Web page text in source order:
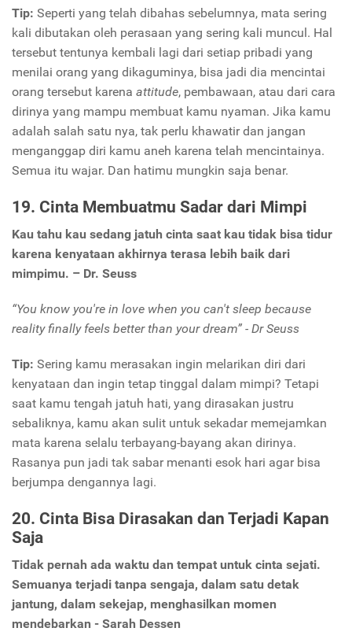
Tip: Seperti yang telah dibahas sebelumnya, mata sering
kali dibutakan oleh perasaan yang sering kali muncul. Hal
tersebut tentunya kembali lagi dari setiap pribadi yang
menilai orang yang dikaguminya, bisa jadi dia mencintai
orang tersebut karena attitude, pembawaan, atau dari cara
dirinya yang mampu membuat kamu nyaman. Jika kamu
adalah salah satu nya, tak perlu khawatir dan jangan
menganggap diri kamu aneh karena telah mencintainya.
Semua itu wajar. Dan hatimu mungkin saja benar.
19. Cinta Membuatmu Sadar dari Mimpi
Kau tahu kau sedang jatuh cinta saat kau tidak bisa tidur
karena kenyataan akhirnya terasa lebih baik dari
mimpimu. – Dr. Seuss
“You know you're in love when you can't sleep because
reality finally feels better than your dream” - Dr Seuss
Tip: Sering kamu merasakan ingin melarikan diri dari
kenyataan dan ingin tetap tinggal dalam mimpi? Tetapi
saat kamu tengah jatuh hati, yang dirasakan justru
sebaliknya, kamu akan sulit untuk sekadar memejamkan
mata karena selalu terbayang-bayang akan dirinya.
Rasanya pun jadi tak sabar menanti esok hari agar bisa
berjumpa dengannya lagi.
20. Cinta Bisa Dirasakan dan Terjadi Kapan
Saja
Tidak pernah ada waktu dan tempat untuk cinta sejati.
Semuanya terjadi tanpa sengaja, dalam satu detak
jantung, dalam sekejap, menghasilkan momen
mendebarkan - Sarah Dessen